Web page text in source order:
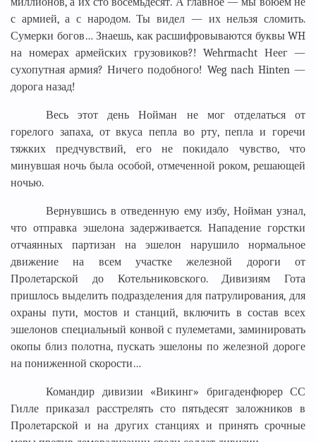
с армией, а с народом. Ты видел — их нельзя сломить.
Сумерки богов… Знаешь, как расшифровываются буквы WH
на номерах армейских грузовиков?! Wehrmacht Неег —
сухопутная армия? Ничего подобного! Weg nach Hinten —
дорога назад!
Весь этот день Нойман не мог отделаться от
горелого запаха, от вкуса пепла во рту, пепла и горечи
тяжких предчувствий, его не покидало чувство, что
минувшая ночь была особой, отмеченной роком, решающей
ночью.
Вернувшись в отведенную ему избу, Нойман узнал,
что отправка эшелона задерживается. Нападение горстки
отчаянных партизан на эшелон нарушило нормальное
движение на всем участке железной дороги от
Пролетарской до Котельниковского. Дивизиям Гота
пришлось выделить подразделения для патрулирования, для
охраны пути, мостов и станций, включить в состав всех
эшелонов специальный конвой с пулеметами, заминировать
окопы близ полотна, пускать эшелоны по железной дороге
на пониженной скорости…
Командир дивизии «Викинг» бригаденфюрер СС
Гилле приказал расстрелять сто пятьдесят заложников в
Пролетарской и на других станциях и принять срочные